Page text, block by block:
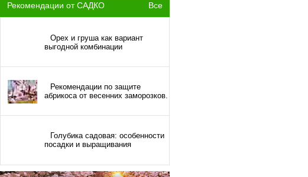
Рекомендации от САДКО Все
Орех и груша как вариант
выгодной комбинации
Рекомендации по защите
абрикоса от весенних заморозков.
Голубика садовая: особенности
посадки и выращивания